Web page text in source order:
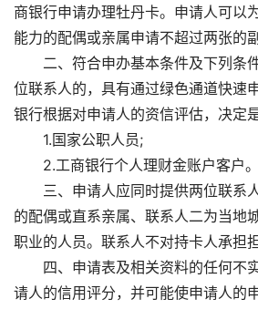
商银行申请办理牡丹卡。申请人可以
能力的配偶或亲属申请不超过两张的副
二、符合申办基本条件及下列条
位联系人的，具有通过绿色通道快速
银行根据对申请人的资信评估，决定
1.国家公职人员;
2.工商银行个人理财金账户客户。
三、申请人应同时提供两位联系
的配偶或直系亲属、联系人二为当地
职业的人员。联系人不对持卡人承担
四、申请表及相关资料的任何不
请人的信用评分，并可能使申请人的